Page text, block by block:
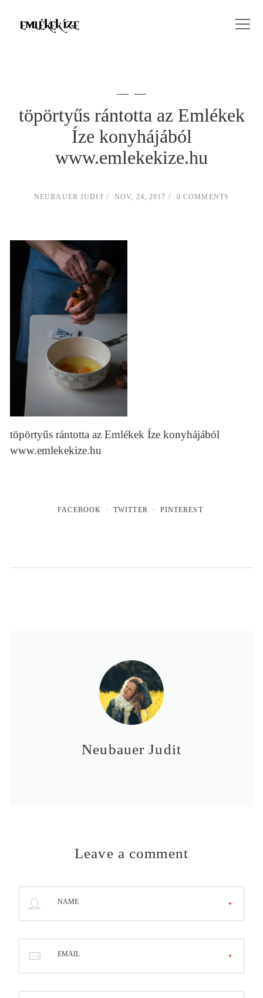
töpörtyűs rántotta az Emlékek
Íze konyhájából
www.emlekekize.hu
NEUBAUER JUDIT NOV, 24, 2017 0 COMMENTS
töpörtyűs rántotta az Emlékek Íze konyhájából
www.emlekekize.hu
FACEBOOK TWITTER PINTEREST
Neubauer Judit
Leave a comment
NAME
EMAIL